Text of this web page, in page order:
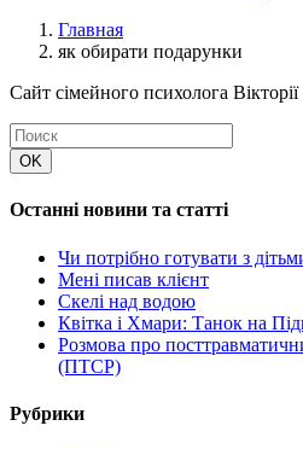
Главная
як обирати подарунки
Сайт сімейного психолога
Останні новини та статті
Чи потрібно готувати з
Мені писав клієнт
Скелі над водою
Квітка і Хмари: Танок на
Розмова про
(ПТСР)
Рубрики